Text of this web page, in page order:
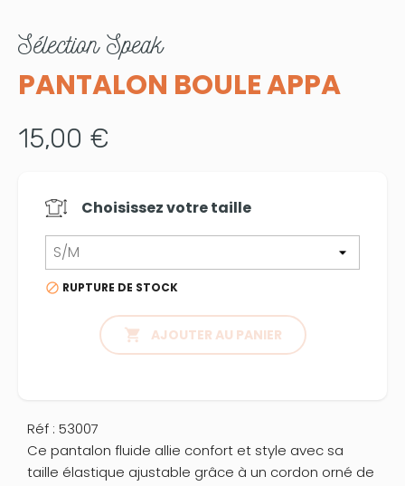
sélectionSpeak
PANTALON BOULE APPA
15,00 €
Choisissez votretaille
 RUPTURE DE STOCK
 AJOUTER AU PANIER
Réf : 53007
Ce pantalon fluide allie confort et style avec sa
taille élastique ajustable grâce à un cordon orné de